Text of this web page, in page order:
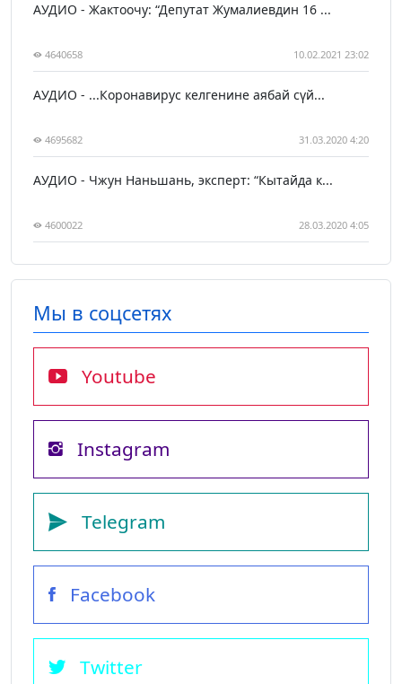
АУДИО - Жактоочу: “Депутат Жумалиевдин 16 ...
4640658 10.02.2021 23:02
АУДИО - ...Коронавирус келгенине аябай сүй...
4695682 31.03.2020 4:20
АУДИО - Чжун Наньшань, эксперт: “Кытайда к...
4600022 28.03.2020 4:05
Мы в соцсетях
Youtube
Instagram
Telegram
Facebook
Twitter